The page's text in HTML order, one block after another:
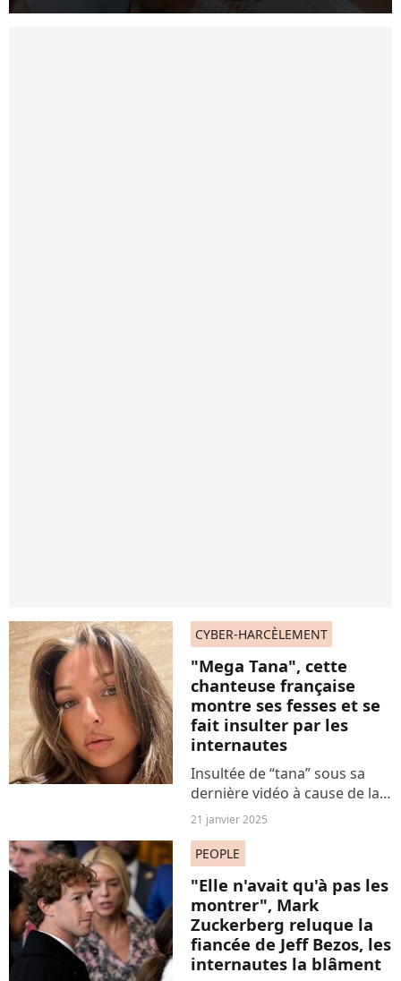
CYBER-HARCÈLEMENT
"Mega Tana", cette
chanteuse française
montre ses fesses et se
fait insulter par les
internautes
Insultée de “tana” sous sa
dernière vidéo à cause de la
tenue qu’elle porte, une
chanteuse française nous
rappelle ô combien il ferait
bon vivre dans le fameux
“Tanaland”, ce pays...
21 janvier 2025
PEOPLE
"Elle n'avait qu'à pas les
montrer", Mark
Zuckerberg reluque la
fiancée de Jeff Bezos, les
internautes la blâment